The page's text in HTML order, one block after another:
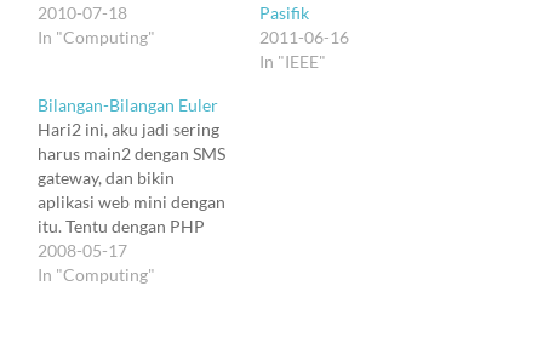
2010-07-18
In "Computing"
Pasifik
2011-06-16
In "IEEE"
Bilangan-Bilangan Euler
Hari2 ini, aku jadi sering
harus main2 dengan SMS
gateway, dan bikin
aplikasi web mini dengan
itu. Tentu dengan PHP
dan MySQL lagi. Dan
sebenernya aku ragu, apa
2008-05-17
In "Computing"